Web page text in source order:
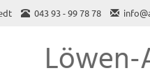
043 93 - 99 78 78